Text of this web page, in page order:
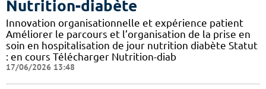
Nutrition-diabète
Innovation organisationnelle et expérience patient
Améliorer le parcours et l’organisation de la prise en
soin en hospitalisation de jour nutrition diabète Statut
: en cours Télécharger Nutrition-diab
17/06/2026 13:48